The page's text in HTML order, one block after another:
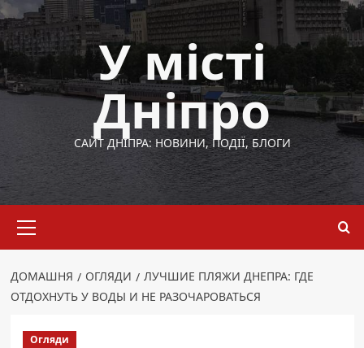
Перейти
до
вмісту
У місті
Дніпро
САЙТ ДНІПРА: НОВИНИ, ПОДІЇ, БЛОГИ
меню
ДОМАШНЯ ОГЛЯДИ
ЛУЧШИЕ ПЛЯЖИ ДНЕПРА: ГДЕ
ОТДОХНУТЬ У ВОДЫ И НЕ РАЗОЧАРОВАТЬСЯ
Огляди